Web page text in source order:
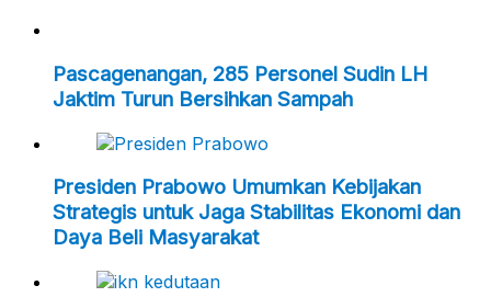
Pascagenangan, 285 Personel Sudin LH
Jaktim Turun Bersihkan Sampah
Presiden Prabowo Umumkan Kebijakan
Strategis untuk Jaga Stabilitas Ekonomi dan
Daya Beli Masyarakat